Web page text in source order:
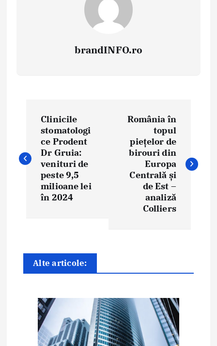
brandINFO.ro
v
i
Clinicile
stomatologi
ce Prodent
Dr Gruia:
venituri de
peste 9,5
milioane lei
în 2024
România în
topul
piețelor de
birouri din
Europa
Centrală și
de Est –
analiză
Colliers
Alte articole: